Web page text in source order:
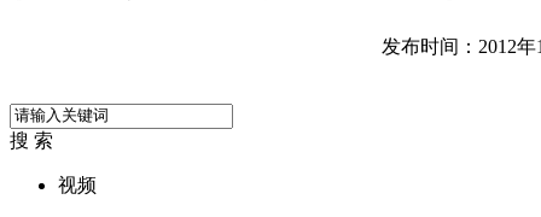
发布时间：2012年
搜 索
视频